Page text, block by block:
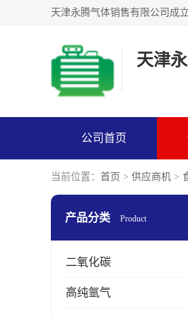
天津
公司首页
当前位置： 首页 > 供应商机 >
产品分类 Product
二氧化碳
高纯氩气